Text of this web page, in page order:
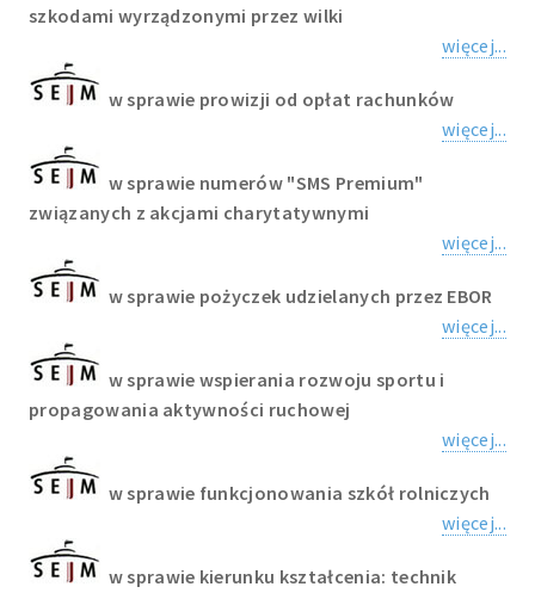
szkodami wyrządzonymi przez wilki
więcej...
w sprawie prowizji od opłat rachunków
więcej...
w sprawie numerów "SMS Premium"
związanych z akcjami charytatywnymi
więcej...
w sprawie pożyczek udzielanych przez EBOR
więcej...
w sprawie wspierania rozwoju sportu i
propagowania aktywności ruchowej
więcej...
w sprawie funkcjonowania szkół rolniczych
więcej...
w sprawie kierunku kształcenia: technik